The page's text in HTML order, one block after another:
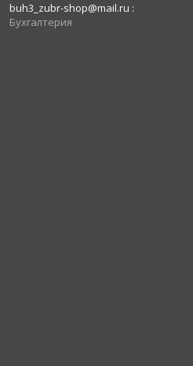
buh3_zubr-shop@mail.ru
Бухгалтерия